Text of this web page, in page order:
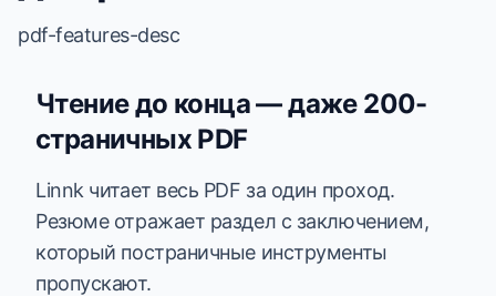
pdf-features-desc
Чтение до конца — даже 200-
страничных PDF
Linnk читает весь PDF за один проход.
Резюме отражает раздел с заключением,
который постраничные инструменты
пропускают.